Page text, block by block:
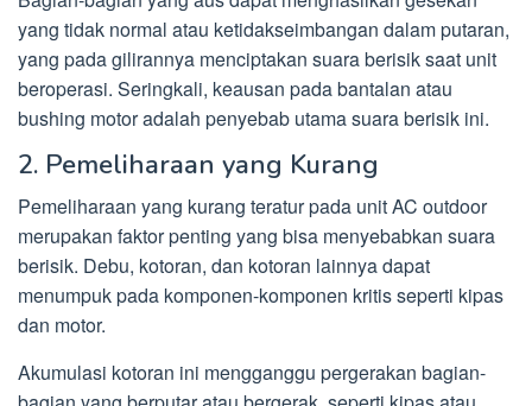
yang tidak normal atau ketidakseimbangan dalam putaran,
yang pada gilirannya menciptakan suara berisik saat unit
beroperasi. Seringkali, keausan pada bantalan atau
bushing motor adalah penyebab utama suara berisik ini.
2. Pemeliharaan yang Kurang
Pemeliharaan yang kurang teratur pada unit AC outdoor
merupakan faktor penting yang bisa menyebabkan suara
berisik. Debu, kotoran, dan kotoran lainnya dapat
menumpuk pada komponen-komponen kritis seperti kipas
dan motor.
Akumulasi kotoran ini mengganggu pergerakan bagian-